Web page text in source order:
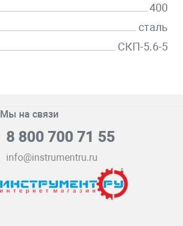
400
сталь
СКП-5.6-5
Мы на связи
8 800 700 71 55
info@instrumentru.ru